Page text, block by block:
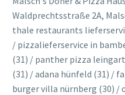
Waldprechtsstraße 2A,
thale restaurants
/ pizzalieferservice in
(31) / panther pizza
(31) / adana hünfeld (31) /
burger villa nürnberg (30)